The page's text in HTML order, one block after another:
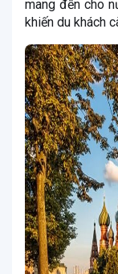
mang đến cho
khiến du khách